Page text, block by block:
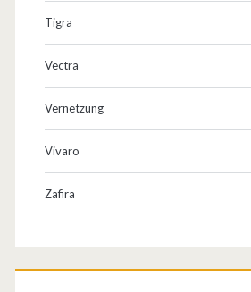
Tigra
Vectra
Vernetzung
Vivaro
Zafira